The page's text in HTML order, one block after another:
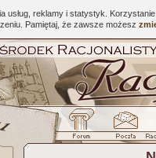
usług, reklamy i statystyk.
Pamiętaj, że zawsze możesz